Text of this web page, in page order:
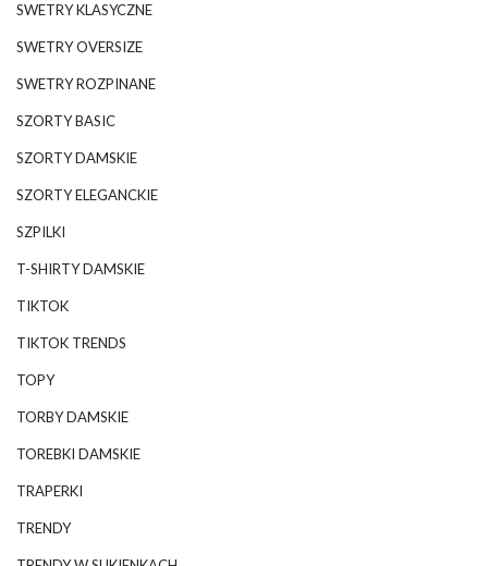
SWETRY KLASYCZNE
SWETRY OVERSIZE
SWETRY ROZPINANE
SZORTY BASIC
SZORTY DAMSKIE
SZORTY ELEGANCKIE
SZPILKI
T-SHIRTY DAMSKIE
TIKTOK
TIKTOK TRENDS
TOPY
TORBY DAMSKIE
TOREBKI DAMSKIE
TRAPERKI
TRENDY